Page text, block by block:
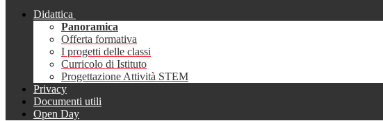
Didattica
Panoramica
Offerta formativa
I progetti delle classi
Curricolo di Istituto
Progettazione Attività STEM
Privacy
Documenti utili
Open Day